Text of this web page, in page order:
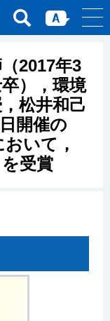
2017年3
），環境
松井和己
開催の
いて，
受賞